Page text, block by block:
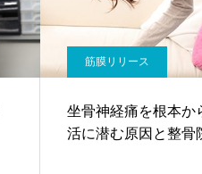
筋膜リリース
坐骨神経痛を根本か
活に潜む原因と整骨